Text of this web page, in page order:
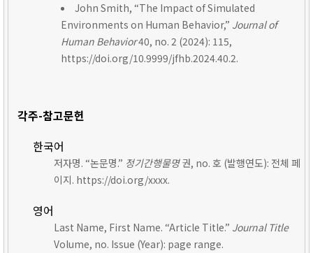
John Smith, “The Impact of Simulated
Environments on Human Behavior,” Journal of
Human Behavior40, no. 2 (2024): 115,
https://doi.org/10.9999/jfhb.2024.40.2.
각주-참고문헌
한국어
저자명. “논문명.” 정기간행물명권, no. 호 (발행연도): 전체 페
이지. https://doi.org/xxxx.
영어
Last Name, First Name. “Article Title.” Journal Title
Volume, no. Issue (Year): page range.